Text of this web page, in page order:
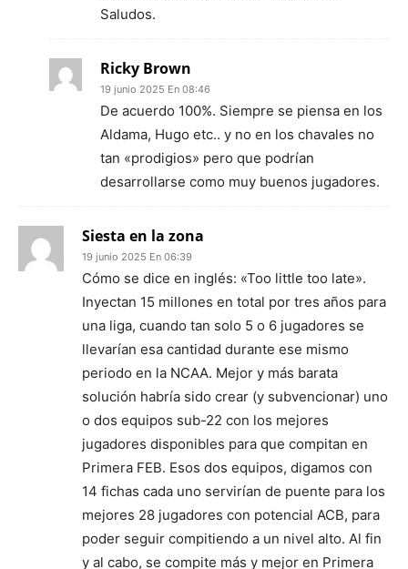
Saludos.
Ricky Brown
19 junio 2025 En 08:46
De acuerdo 100%. Siempre se piensa en los
Aldama, Hugo etc.. y no en los chavales no
tan «prodigios» pero que podrían
desarrollarse como muy buenos jugadores.
Siesta en la zona
19 junio 2025 En 06:39
Cómo se dice en inglés: «Too little too late».
Inyectan 15 millones en total por tres años para
una liga, cuando tan solo 5 o 6 jugadores se
llevarían esa cantidad durante ese mismo
periodo en la NCAA. Mejor y más barata
solución habría sido crear (y subvencionar) uno
o dos equipos sub-22 con los mejores
jugadores disponibles para que compitan en
Primera FEB. Esos dos equipos, digamos con
14 fichas cada uno servirían de puente para los
mejores 28 jugadores con potencial ACB, para
poder seguir compitiendo a un nivel alto. Al fin
y al cabo, se compite más y mejor en Primera